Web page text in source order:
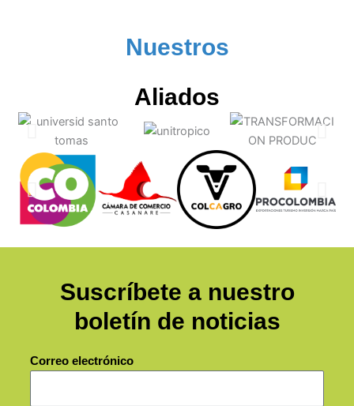
Nuestros
Aliados
Suscríbete a nuestro
boletín de noticias
Correo electrónico